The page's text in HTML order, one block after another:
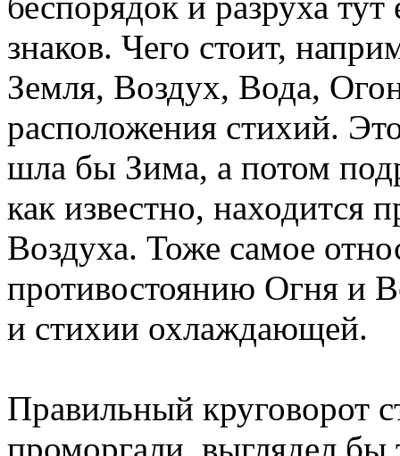
знаков. Чего стоит,
Земля, Воздух, Вода,
расположения стихий.
шла бы Зима, а потом
как известно, находится
Воздуха. Тоже самое
противостоянию Огня и
и стихии охлаждающей.
Правильный круговорот